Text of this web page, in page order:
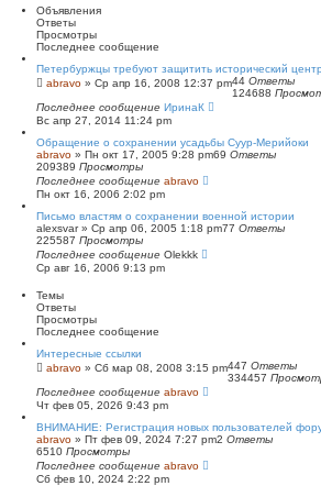
с
е
д
е
м
с
о
б
щ
е
н
и
н
ы
й
о
и
к
Объявления
Ответы
Просмотры
Последнее сообщение
Петербуржцы требуют защитить исторический центр
abravo » Ср апр 16, 2008 12:37 pm44 Ответы
124688
Последнее сообщение ИринаК
Вс апр 27, 2014 11:24 pm
Обращение о сохранении усадьбы Суур-Мерийоки
abravo » Пн окт 17, 2005 9:28 pm69 Ответы
209389 Просмотры
Последнее сообщение abravo
Пн окт 16, 2006 2:02 pm
Письмо властям о сохранении военной истории
alexsvar» Ср апр 06, 2005 1:18 pm77 Ответы
225587 Просмотры
Последнее сообщение Olekkk
Ср авг 16, 2006 9:13 pm
Темы
Ответы
Просмотры
Последнее сообщение
Интересные ссылки
abravo » Сб мар 08, 2008 3:15 pm447 Ответы
334457
Последнее сообщение abravo
Чт фев 05, 2026 9:43 pm
ВНИМАНИЕ: Регистрация новых пользователей
abravo » Пт фев 09, 2024 7:27 pm2 Ответы
6510 Просмотры
Последнее сообщение abravo
Сб фев 10, 2024 2:22 pm